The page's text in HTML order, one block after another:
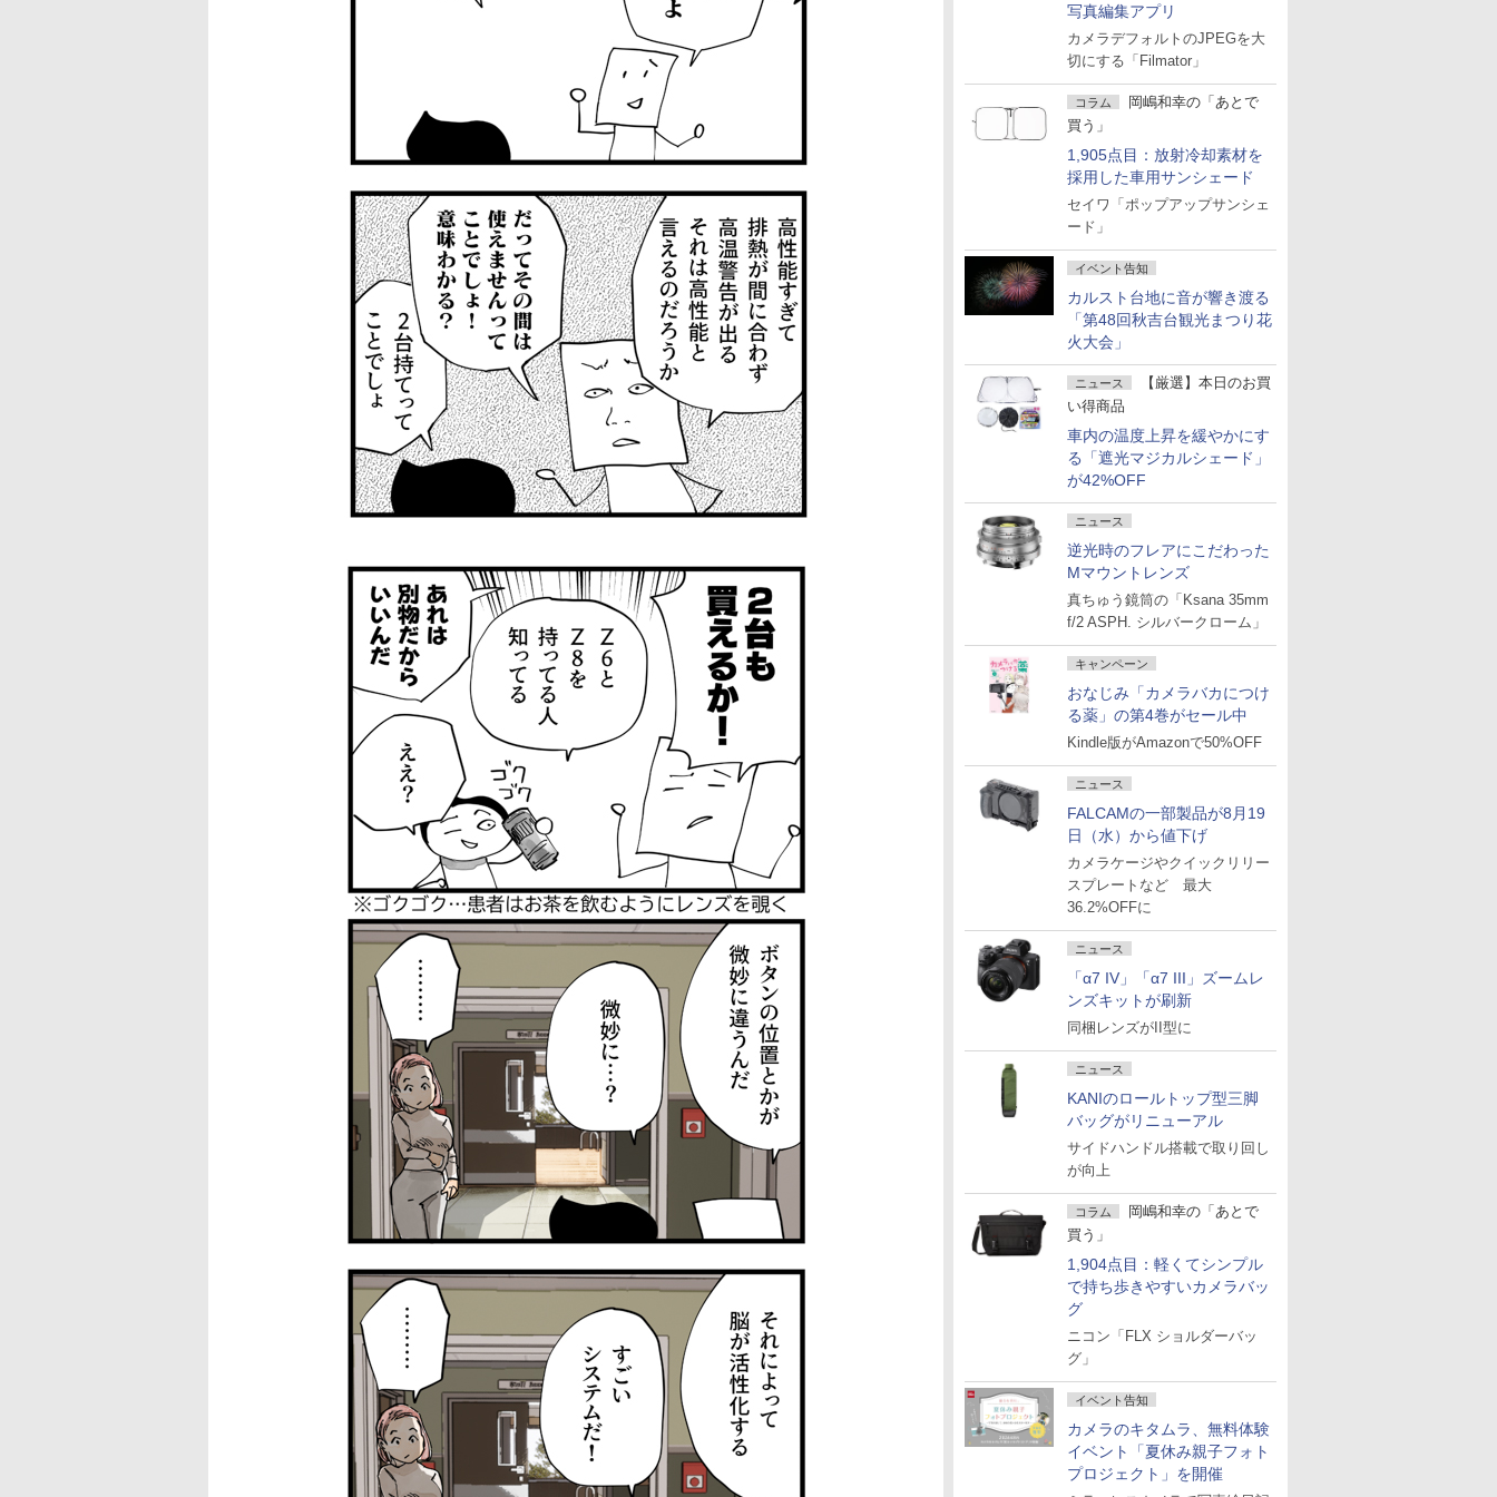
写真編集アプリ
カメラデフォルトのJPEGを大
切にする「Filmator」
コラム
岡嶋和幸の「あとで
買う」
1,905点目：放射冷却素材を
採用した車用サンシェード
セイワ「ポップアップサンシェ
ード」
イベント告知
カルスト台地に音が響き渡る
「第48回秋吉台観光まつり花
火大会」
ニュース
【厳選】本日のお買
い得商品
車内の温度上昇を緩やかにす
る「遮光マジカルシェード」
が42%OFF
ニュース
逆光時のフレアにこだわった
Mマウントレンズ
真ちゅう鏡筒の「Ksana 35mm
f/2 ASPH. シルバークローム」
キャンペーン
おなじみ「カメラバカにつけ
る薬」の第4巻がセール中
Kindle版がAmazonで50%OFF
ニュース
FALCAMの一部製品が8月19
日（水）から値下げ
カメラケージやクイックリリー
スプレートなど 最大
36.2%OFFに
ニュース
「α7 IV」「α7 III」ズームレ
ンズキットが刷新
同梱レンズがII型に
ニュース
KANIのロールトップ型三脚
バッグがリニューアル
サイドハンドル搭載で取り回し
が向上
コラム
岡嶋和幸の「あとで
買う」
1,904点目：軽くてシンプル
で持ち歩きやすいカメラバッ
グ
ニコン「FLX ショルダーバッ
グ」
イベント告知
カメラのキタムラ、無料体験
イベント「夏休み親子フォト
プロジェクト」を開催